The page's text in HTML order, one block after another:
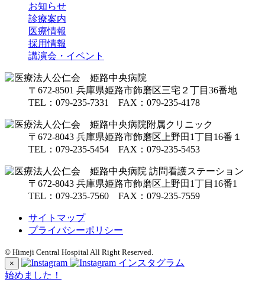
お知らせ
診療案内
医療情報
採用情報
講演会・ イベント
〒672-8501 兵庫県姫路市飾磨区三宅２丁目36番地
TEL： 079-235-7331 FAX：079-235-4178
〒672-8043 兵庫県姫路市飾磨区 上野田1丁目16番１
TEL： 079-235-5454 FAX：079-235-5453
〒672-8043 兵庫県姫路市飾磨区 上野田1丁目16番1
TEL： 079-235-7560 FAX：079-235-7559
サイトマップ
プライバシーポリシー
© Himeji Central Hospital All Right Reserved.
×
インスタグラム
始めました！